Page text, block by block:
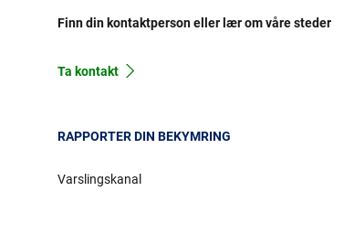
Finn din kontaktperson eller lær om våre steder
Ta kontakt
RAPPORTER DIN BEKYMRING
Varslingskanal